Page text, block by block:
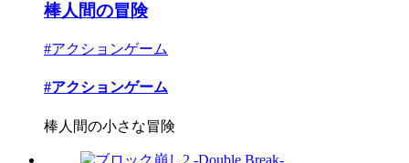
棒人間の冒険
#アクションゲーム
#アクションゲーム
棒人間の小さな冒険